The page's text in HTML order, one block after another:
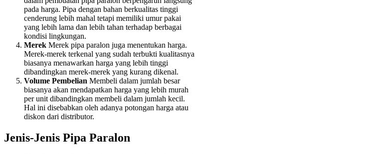
pada harga. Pipa dengan bahan berkualitas tinggi
cenderung lebih mahal tetapi memiliki umur pakai
yang lebih lama dan lebih tahan terhadap berbagai
kondisi lingkungan.
Merek Merek pipa paralon juga menentukan harga.
Merek-merek terkenal yang sudah terbukti kualitasnya
biasanya menawarkan harga yang lebih tinggi
dibandingkan merek-merek yang kurang dikenal.
Volume Pembelian Membeli dalam jumlah besar
biasanya akan mendapatkan harga yang lebih murah
per unit dibandingkan membeli dalam jumlah kecil.
Hal ini disebabkan oleh adanya potongan harga atau
diskon dari distributor.
Jenis-Jenis Pipa Paralon